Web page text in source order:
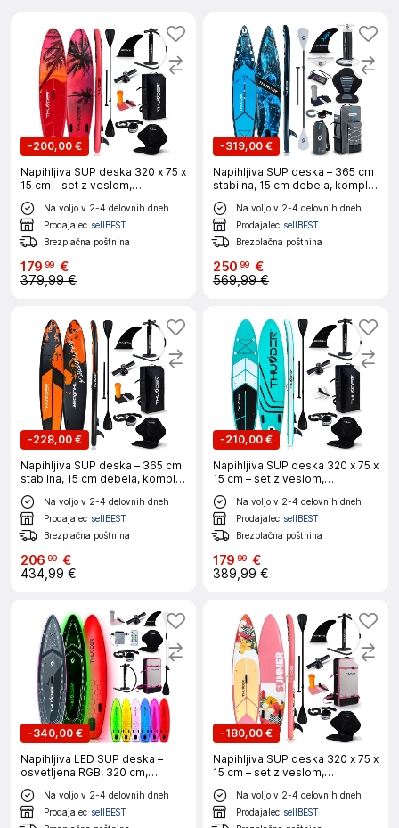
-200,00 €
Napihljiva SUP deska 320 x 75 x
15 cm – set z veslom,
sedežem, torbo in pumpko
THUNDER® ISLE
Na voljo v 2-4 delovnih dneh
Prodajalec sellBEST
Brezplačna poštnina
179 99 €
379,99 €
-319,00 €
Napihljiva SUP deska – 365 cm
stabilna, 15 cm debela, komplet
z veslom in sedežem + GoPro
mount THUNDER® BLUET
Na voljo v 2-4 delovnih dneh
Prodajalec sellBEST
Brezplačna poštnina
250 99 €
569,99 €
-228,00 €
Napihljiva SUP deska – 365 cm
stabilna, 15 cm debela, komplet
z veslom in sedežem
(nosilnost 150 kg) THUNDER®
EARTH
Na voljo v 2-4 delovnih dneh
Prodajalec sellBEST
Brezplačna poštnina
206 99 €
434,99 €
-210,00 €
Napihljiva SUP deska 320 x 75 x
15 cm – set z veslom,
sedežem, torbo in pumpko
THUNDER® COAST-MINT
Na voljo v 2-4 delovnih dneh
Prodajalec sellBEST
Brezplačna poštnina
179 99 €
389,99 €
-340,00 €
Napihljiva LED SUP deska –
osvetljena RGB, 320 cm,
stabilna, komplet SUP + kajak,
nosilnost 150 kg THUNDER®
MOSSA
Na voljo v 2-4 delovnih dneh
Prodajalec sellBEST
-180,00 €
Napihljiva SUP deska 320 x 75 x
15 cm – set z veslom,
sedežem, torbo in pumpko
THUNDER® VIOSA
Na voljo v 2-4 delovnih dneh
Prodajalec sellBEST